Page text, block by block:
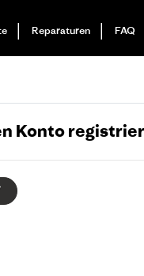
Reparaturen FAQ
Konto